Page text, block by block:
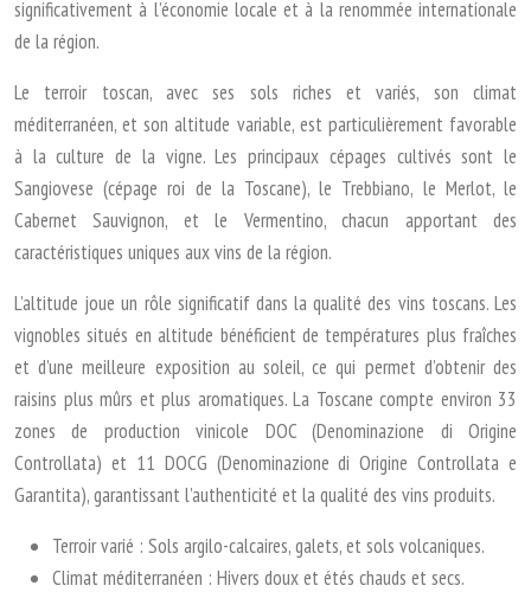
significativement à l’économie locale et à la renommée internationale
de la région.
Le terroir toscan, avec ses sols riches et variés, son climat
méditerranéen, et son altitude variable, est particulièrement favorable
à la culture de la vigne. Les principaux cépages cultivés sont le
Sangiovese (cépage roi de la Toscane), le Trebbiano, le Merlot, le
Cabernet Sauvignon, et le Vermentino, chacun apportant des
caractéristiques uniques aux vins de la région.
L’altitude joue un rôle significatif dans la qualité des vins toscans. Les
vignobles situés en altitude bénéficient de températures plus fraîches
et d’une meilleure exposition au soleil, ce qui permet d’obtenir des
raisins plus mûrs et plus aromatiques. La Toscane compte environ 33
zones de production vinicole DOC (Denominazione di Origine
Controllata) et 11 DOCG (Denominazione di Origine Controllata e
Garantita), garantissant l’authenticité et la qualité des vins produits.
Terroir varié : Sols argilo-calcaires, galets, et sols volcaniques.
Climat méditerranéen : Hivers doux et étés chauds et secs.